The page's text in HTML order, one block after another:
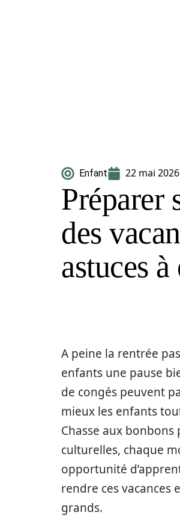
Enfant 22 mai 2026
Préparer
des
astuces
A peine la rentrée
enfants une pause
de congés peuvent
mieux les enfants
Chasse aux
culturelles, chaque
opportunité
rendre ces vacances
grands.